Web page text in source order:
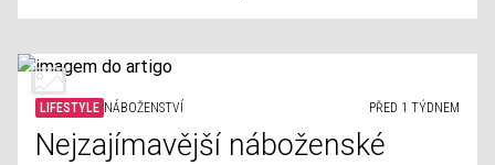
LIFESTYLE NÁBOŽENSTVÍ PŘED 1 TÝDNEM
Nejzajímavější náboženské